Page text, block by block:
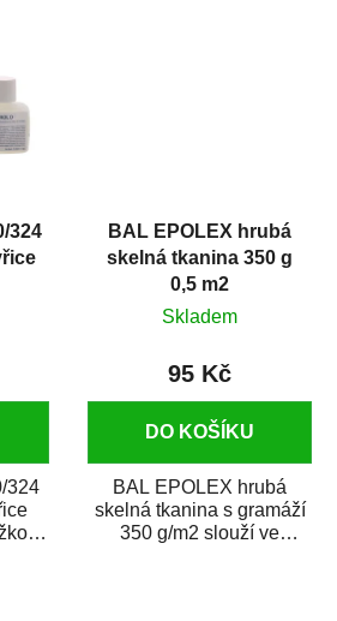
324
324
BAL EPOLEX hrubá
skelná tkanina 350 g
0,5 m2
Skladem
95 Kč
DO KOŠÍKU
BAL EPOLEX hrubá
skelná tkanina s gramáží
350 g/m2 slouží ve